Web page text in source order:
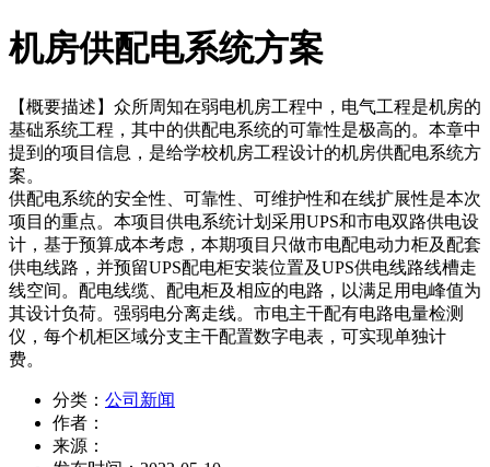
机房供配电系统方案
【概要描述】 众所周知在弱电机房工程中，电气工程是机房的
基础系统工程，其中的供配电系统的可靠性是极高的。本章中
提到的项目信息，是给学校机房工程设计的机房供配电系统方
案。
供配电系统的安全性、可靠性、可维护性和在线扩展性是本次
项目的重点。本项目供电系统计划采用UPS和市电双路供电设
计，基于预算成本考虑，本期项目只做市电配电动力柜及配套
供电线路，并预留UPS配电柜安装位置及UPS供电线路线槽走
线空间。配电线缆、配电柜及相应的电路，以满足用电峰值为
其设计负荷。强弱电分离走线。市电主干配有电路电量检测
仪，每个机柜区域分支主干配置数字电表，可实现单独计
费。
分类： 公司新闻
作者：
来源：